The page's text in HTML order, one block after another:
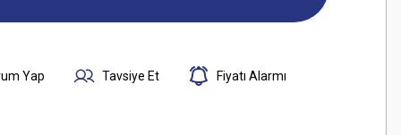
Yap Tavsiye Et Fiyatı Alarmı